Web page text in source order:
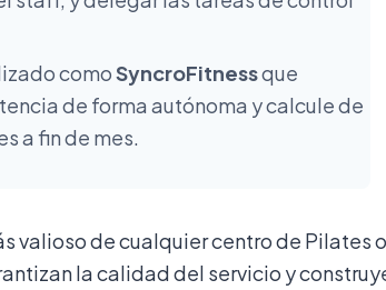
comoSyncroFitnessque
de forma autónoma y calcule de
a fin de mes.
valioso de cualquier centro de Pilates o
la calidad del servicio y